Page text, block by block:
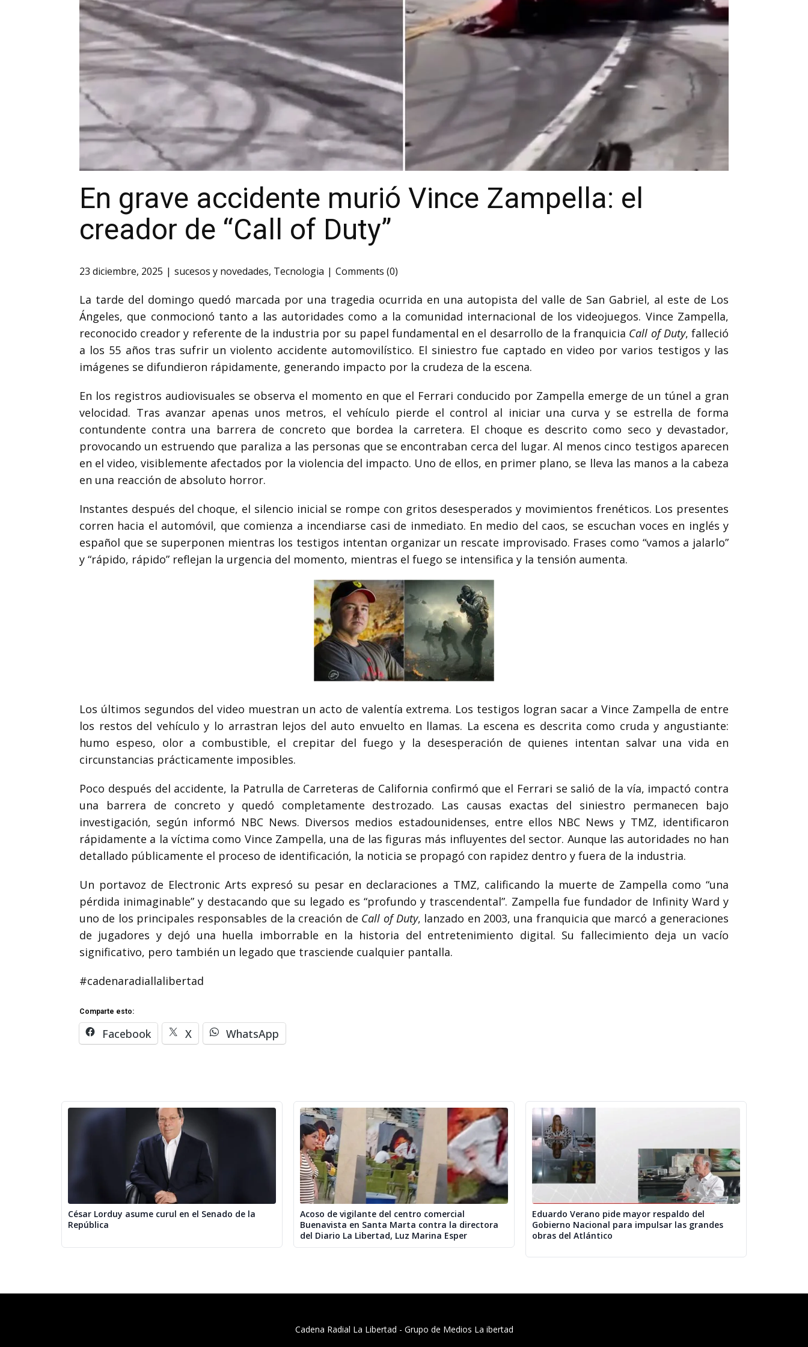
En grave accidente murió Vince Zampella: el
creador de “Call of Duty”
23 diciembre, 2025 sucesos y novedades, Tecnologia Comments (0)
La tarde del domingo quedó marcada por una tragedia ocurrida en una autopista del valle de San Gabriel, al este de Los
Ángeles, que conmocionó tanto a las autoridades como a la comunidad internacional de los videojuegos. Vince Zampella,
reconocido creador y referente de la industria por su papel fundamental en el desarrollo de la franquicia Call of Duty, falleció
a los 55 años tras sufrir un violento accidente automovilístico. El siniestro fue captado en video por varios testigos y las
imágenes se difundieron rápidamente, generando impacto por la crudeza de la escena.
En los registros audiovisuales se observa el momento en que el Ferrari conducido por Zampella emerge de un túnel a gran
velocidad. Tras avanzar apenas unos metros, el vehículo pierde el control al iniciar una curva y se estrella de forma
contundente contra una barrera de concreto que bordea la carretera. El choque es descrito como seco y devastador,
provocando un estruendo que paraliza a las personas que se encontraban cerca del lugar. Al menos cinco testigos aparecen
en el video, visiblemente afectados por la violencia del impacto. Uno de ellos, en primer plano, se lleva las manos a la cabeza
en una reacción de absoluto horror.
Instantes después del choque, el silencio inicial se rompe con gritos desesperados y movimientos frenéticos. Los presentes
corren hacia el automóvil, que comienza a incendiarse casi de inmediato. En medio del caos, se escuchan voces en inglés y
español que se superponen mientras los testigos intentan organizar un rescate improvisado. Frases como “vamos a jalarlo”
y “rápido, rápido” reflejan la urgencia del momento, mientras el fuego se intensifica y la tensión aumenta.
Los últimos segundos del video muestran un acto de valentía extrema. Los testigos logran sacar a Vince Zampella de entre
los restos del vehículo y lo arrastran lejos del auto envuelto en llamas. La escena es descrita como cruda y angustiante:
humo espeso, olor a combustible, el crepitar del fuego y la desesperación de quienes intentan salvar una vida en
circunstancias prácticamente imposibles.
Poco después del accidente, la Patrulla de Carreteras de California confirmó que el Ferrari se salió de la vía, impactó contra
una barrera de concreto y quedó completamente destrozado. Las causas exactas del siniestro permanecen bajo
investigación, según informó NBC News. Diversos medios estadounidenses, entre ellos NBC News y TMZ, identificaron
rápidamente a la víctima como Vince Zampella, una de las figuras más influyentes del sector. Aunque las autoridades no han
detallado públicamente el proceso de identificación, la noticia se propagó con rapidez dentro y fuera de la industria.
Un portavoz de Electronic Arts expresó su pesar en declaraciones a TMZ, calificando la muerte de Zampella como “una
pérdida inimaginable” y destacando que su legado es “profundo y trascendental”. Zampella fue fundador de Infinity Ward y
uno de los principales responsables de la creación de Call of Duty, lanzado en 2003, una franquicia que marcó a generaciones
de jugadores y dejó una huella imborrable en la historia del entretenimiento digital. Su fallecimiento deja un vacío
significativo, pero también un legado que trasciende cualquier pantalla.
#cadenaradiallalibertad
Comparte esto:
Facebook X WhatsApp
César Lorduy asume curul en el Senado de la
República
Acoso de vigilante del centro comercial
Buenavista en Santa Marta contra la directora
del Diario La Libertad, Luz Marina Esper
Eduardo Verano pide mayor respaldo del
Gobierno Nacional para impulsar las grandes
obras del Atlántico
Cadena Radial La Libertad​ - Grupo de Medios La ibertad